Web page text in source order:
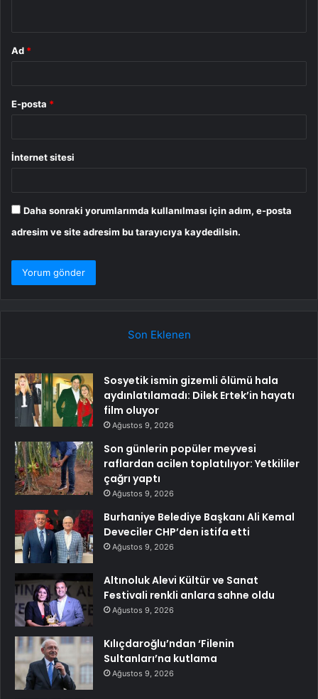
Ad *
E-posta *
İnternet sitesi
Daha sonraki yorumlarımda kullanılması için adım, e-posta
adresim ve site adresim bu tarayıcıya kaydedilsin.
Son Eklenen
Sosyetik ismin gizemli ölümü hala
aydınlatılamadı: Dilek Ertek’in hayatı
film oluyor
Ağustos 9, 2026
Son günlerin popüler meyvesi
raflardan acilen toplatılıyor: Yetkililer
çağrı yaptı
Ağustos 9, 2026
Burhaniye Belediye Başkanı Ali Kemal
Deveciler CHP’den istifa etti
Ağustos 9, 2026
Altınoluk Alevi Kültür ve Sanat
Festivali renkli anlara sahne oldu
Ağustos 9, 2026
Kılıçdaroğlu’ndan ‘Filenin
Sultanları’na kutlama
Ağustos 9, 2026